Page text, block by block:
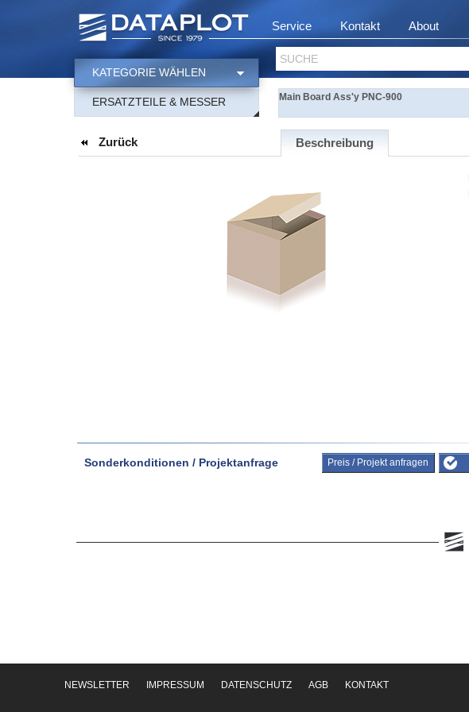
Service Kontakt About
SUCHE
KATEGORIE WÄHLEN
ERSATZTEILE & MESSER Main Board Ass'y PNC-900
Zurück Beschreibung
Sonderkonditionen / Projektanfrage Preis / Projekt anfragen
NEWSLETTER IMPRESSUM DATENSCHUTZ AGB KONTAKT